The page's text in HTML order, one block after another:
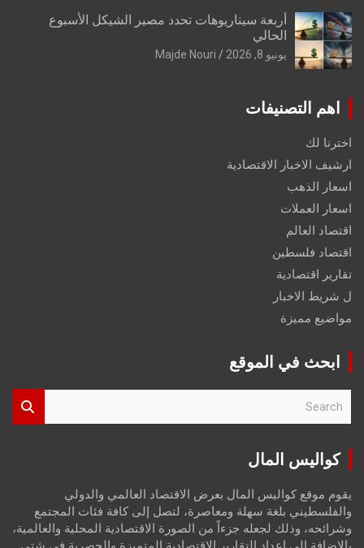
أربعة سيناريوهات تحدد مصير الشيكل الأسبوع
الحالي
يونيو 8, 2026 Majde Nouri
اهم التصنيفات
اخترنا لك
ارشيف الاخبار الاقتصادية
اسعار الذهب
اسعار العملات
اقتصاد العالم
اقتصاد فلسطين
تقارير اقتصادية
ل شريط الاخبار
مواضيع مميزة
ابحث في الموقع
r
كواليس المال
يقوم موقع كواليس المال بعرض الاقتصاد العالمي والدولي
والفلسطيني بلغة سهلة ومعاصرة، لتصل إلى كافة فئات المجتمع
وشرائحه، وذلك لجعله جزءاً من الصورة الاقتصادية المحلية والعالمية،